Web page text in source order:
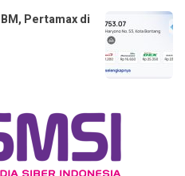
Pertamax di